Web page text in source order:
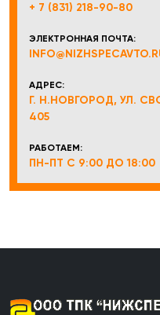
+ 7 (831) 218-90-80
ЭЛЕКТРОННАЯ ПОЧТА:
АДРЕС:
Г. Н.НОВГОРОД, УЛ.
405
РАБОТАЕМ:
ПН-ПТ С 9:00 ДО 18:00